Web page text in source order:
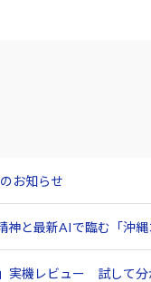
お知らせ
と最新AIで臨む「沖
実機レビュー 試して